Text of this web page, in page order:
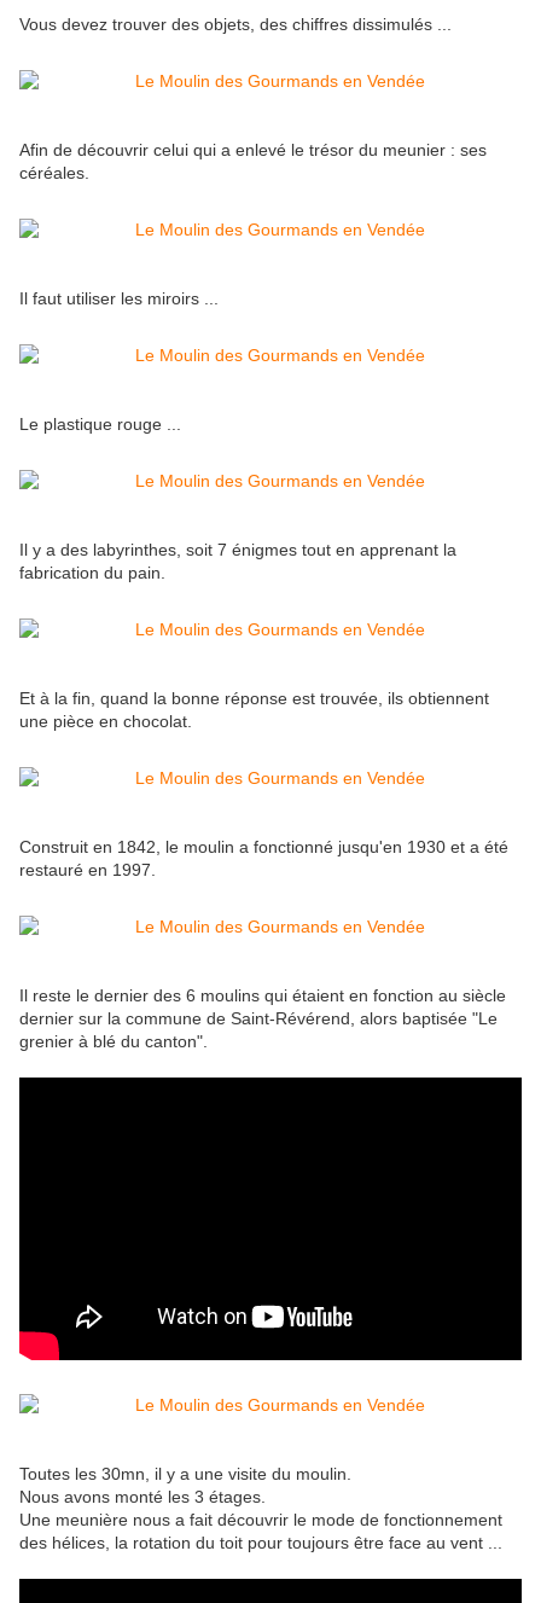
Vous devez trouver des objets, des chiffres dissimulés ...
Afin de découvrir celui qui a enlevé le trésor du meunier : ses
céréales.
Il faut utiliser les miroirs ...
Le plastique rouge ...
Il y a des labyrinthes, soit 7 énigmes tout en apprenant la
fabrication du pain.
Et à la fin, quand la bonne réponse est trouvée, ils obtiennent
une pièce en chocolat.
Construit en 1842, le moulin a fonctionné jusqu'en 1930 et a été
restauré en 1997.
Il reste le dernier des 6 moulins qui étaient en fonction au siècle
dernier sur la commune de Saint-Révérend, alors baptisée "Le
grenier à blé du canton".
Toutes les 30mn, il y a une visite du moulin.
Nous avons monté les 3 étages.
Une meunière nous a fait découvrir le mode de fonctionnement
des hélices, la rotation du toit pour toujours être face au vent ...